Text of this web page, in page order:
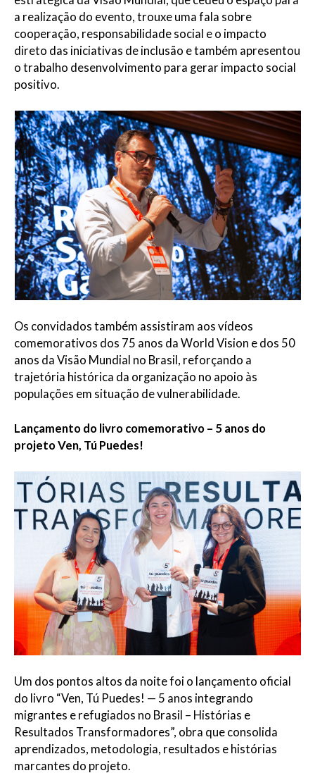
a realização do evento, trouxe uma fala sobre
cooperação, responsabilidade social e o impacto
direto das iniciativas de inclusão e também apresentou
o trabalho desenvolvimento para gerar impacto social
positivo.
Os convidados também assistiram aos vídeos
comemorativos dos 75 anos da World Vision e dos 50
anos da Visão Mundial no Brasil, reforçando a
trajetória histórica da organização no apoio às
populações em situação de vulnerabilidade.
Lançamento do livro comemorativo – 5 anos do
projeto Ven, Tú Puedes!
Um dos pontos altos da noite foi o lançamento oficial
do livro “Ven, Tú Puedes! — 5 anos integrando
migrantes e refugiados no Brasil – Histórias e
Resultados Transformadores”, obra que consolida
aprendizados, metodologia, resultados e histórias
marcantes do projeto.